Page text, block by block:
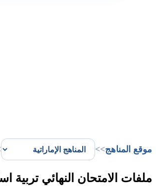
موقع المناهج>>
ملفات الامتحان النهائي